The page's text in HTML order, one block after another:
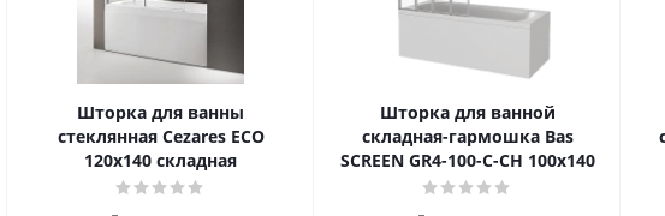
Шторка для ванны
стеклянная Cezares ECO
120х140 складная
Шторка для ванной
складная-гармошка Bas
SCREEN GR4-100-C-CH 100х140